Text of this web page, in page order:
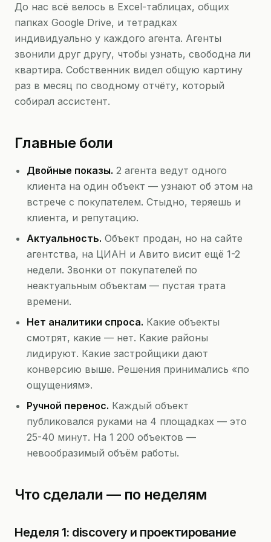
До нас всё велось в Excel-таблицах, общих
папках Google Drive, и тетрадках
индивидуально у каждого агента. Агенты
звонили друг другу, чтобы узнать, свободна ли
квартира. Собственник видел общую картину
раз в месяц по сводному отчёту, который
собирал ассистент.
Главные боли
Двойные показы. 2 агента ведут одного
клиента на один объект — узнают об этом на
встрече с покупателем. Стыдно, теряешь и
клиента, и репутацию.
Актуальность. Объект продан, но на сайте
агентства, на ЦИАН и Авито висит ещё 1-2
недели. Звонки от покупателей по
неактуальным объектам — пустая трата
времени.
Нет аналитики спроса. Какие объекты
смотрят, какие — нет. Какие районы
лидируют. Какие застройщики дают
конверсию выше. Решения принимались «по
ощущениям».
Ручной перенос. Каждый объект
публиковался руками на 4 площадках — это
25-40 минут. На 1 200 объектов —
невообразимый объём работы.
Что сделали — по неделям
Неделя 1: discovery и проектирование